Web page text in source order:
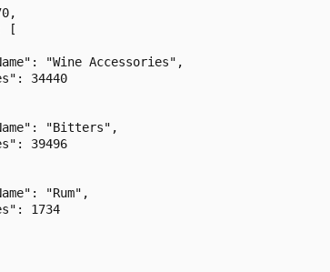
[
"Wine Accessories",
34440
"Bitters",
39496
"Rum",
1734